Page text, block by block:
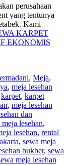
perusahaan
yang tentunya
Kami
KARPET
EKONOMIS
, Meja,
, meja lesehan
karpet, karpet
, meja lesehan
dan
lesehan,
lesehan, rental
, sewa meja
bukber, sewa
meja lesehan